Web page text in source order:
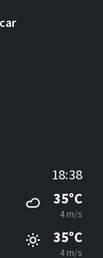
18:38
35°C
4 m/s
35°C
4 m/s